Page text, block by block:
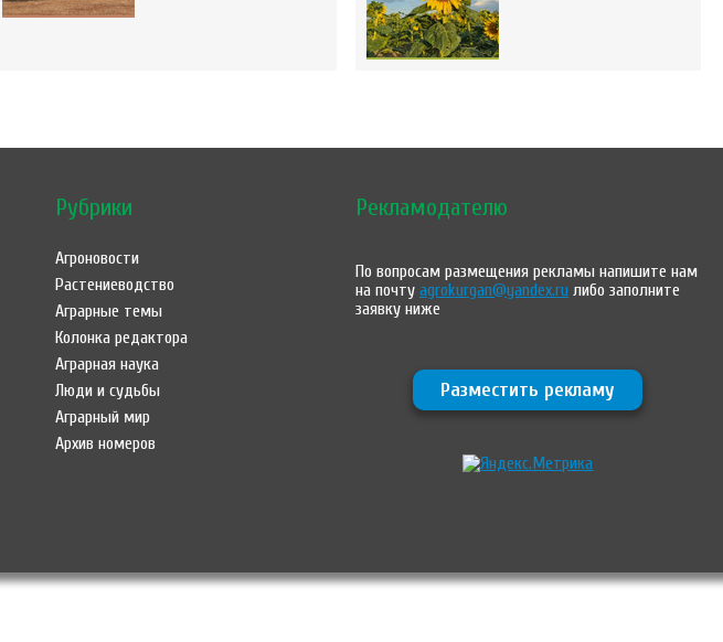
Рубрики
Агроновости
Растениеводство
Аграрные темы
Колонка редактора
Аграрная наука
Люди и судьбы
Аграрный мир
Архив номеров
Рекламодателю
По вопросам размещения рекламы напишите нам
на почтуagrokurgan@yandex.ru либо заполните
заявку ниже
Разместить рекламу